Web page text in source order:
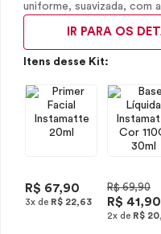
uniforme, suavizada, com
IR PARA OS
Itens desse Kit:
R$ 67,90
3x de R$ 22,63
R$ 69,90
R$ 41,90
2x de R$